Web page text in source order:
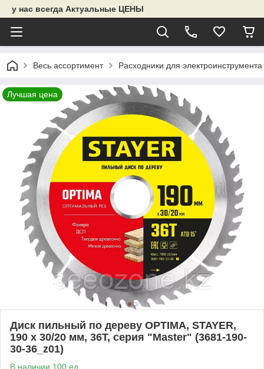
у нас всегда Актуальные ЦЕНЫ
Весь ассортимент Расходники для электроинструмента
Лучшая цена
Диск пильный по дереву OPTIMA, STAYER,
190 x 30/20 мм, 36Т, серия "Master" (3681-190-
30-36_z01)
В наличии 100 ед.